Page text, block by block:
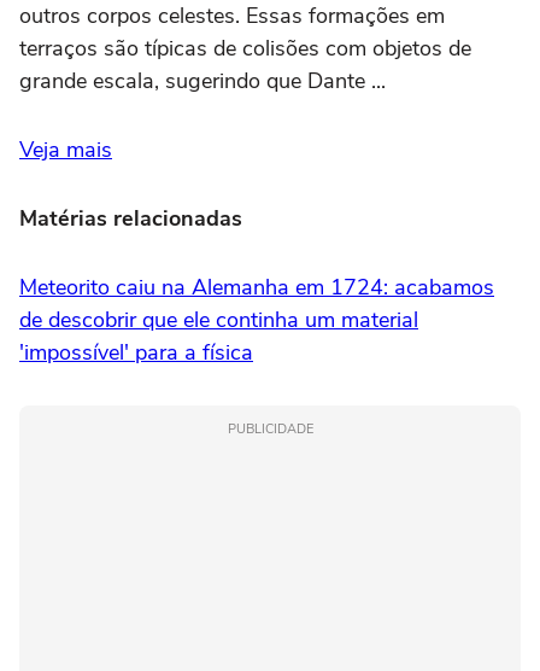
outros corpos celestes. Essas formações em
terraços são típicas de colisões com objetos de
grande escala, sugerindo que Dante ...
Veja mais
Matérias relacionadas
Meteorito caiu na Alemanha em 1724: acabamos
de descobrir que ele continha um material
'impossível' para a física
PUBLICIDADE